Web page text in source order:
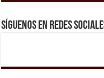
Síguenos en Redes